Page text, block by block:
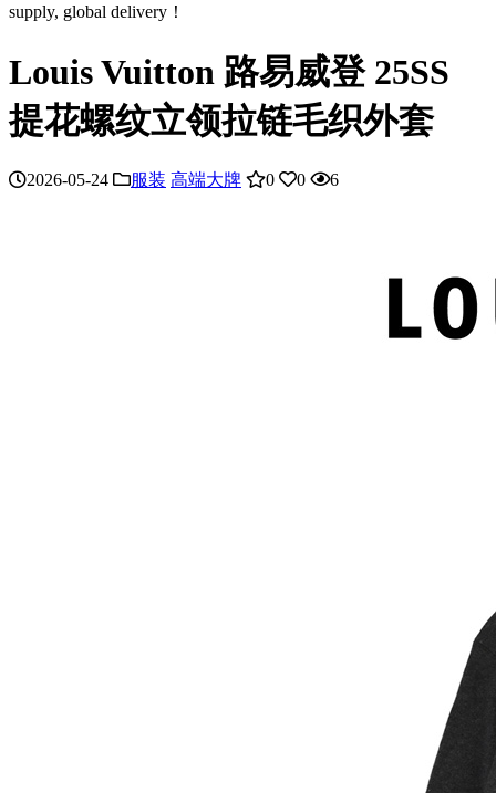
supply, global delivery！
Louis Vuitton 路易威登 25SS
提花螺纹立领拉链毛织外套
2026-05-24 服装 高端大牌 0 0 6